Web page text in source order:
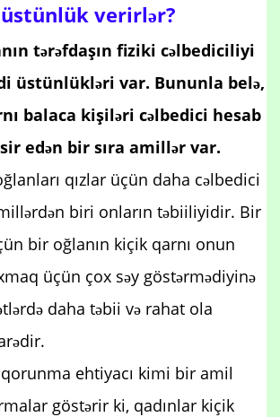
üstünlük verirlər?
tərəfdaşın fiziki cəlbediciliyi
üstünlükləri var. Bununla belə,
balaca kişiləri cəlbedici hesab
edən bir sıra amillər var.
qızlar üçün daha cəlbedici
biri onların təbiiliyidir. Bir
bir oğlanın kiçik qarnı onun
üçün çox səy göstərmədiyinə
daha təbii və rahat ola
ehtiyacı kimi bir amil
göstərir ki, qadınlar kiçik